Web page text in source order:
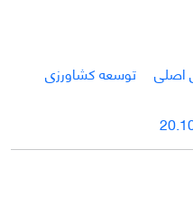
اصلی
توسعه کشاورزی